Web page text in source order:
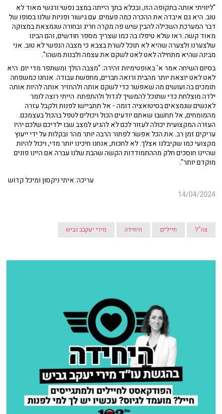
"ליוויתי אותה בתקופה הזו, ובכלא בתך הייתה במצב נפשי ורגשי מאוד לא
טוב. היא גם איבדה את ההכרה כמה פעמים. עם גישור ופניות שלנו בסופו של
דבר המערכת השכילה להבין שיש פה מקרה חריג ובחורה שנמצאת במצוקה
מאוד קשה. ראו שלא טיפלו בה כמו שצריך מספר חודשים, והם הבינו
שלצערנו ולצערה שהיא לא תוכל לשרת בצבא כי מצבה הנפשי לא טוב. אני
מבינה שהיא מתחילה לאט לאט לשקם את עצמה ולבנות משהו".
בסיום השיחה אמר א' באופטימיות זהירה: "מצבה הולך ומשתפר מדי יום. היא
לאט לאט יוצאת יותר מהבית ורואה חברים, מחפשת עבודה. אנחנו כמשפחה
תומכים בה ועושים מה שאפשר כדי לשקם אותה ולהחזיר אותה להיות אותה
ילדה מוצלחת כדי שתוכל להמשיך לגדול ולהתפתח. הייתי רוצה לומר
לאנשים שנמצאים בסיטואציה דומה - אל תתביישו לפנות ולקבל עזרה
מהמומחים, אל תחשבו שאתם יודעים הכול ויכולים לטפל בהכול בעצמכם.
העזרה המקצועית יכולה לעזור לכם לא להגיע למצב שבו ילדיכם שלכם יהיו
עריקים זמן רב. את הכל אפשר לפתור הרבה יותר מהר ובקלות על ידי ייעוץ
מקצועי כמו שקיבלנו אצלך. לא לחכות, אנחנו חיכינו יותר מדי, ויכול להיות
שהיינו חוסכים חלק מההתמודדות הקשה שהבת שלנו עברה אם היינו פונים
מוקדם יותר".
עריכה: איתי ניקסון ומיכל קדוש
14/04/2024
צה"ל חיילים היחידה מירי יעקבב גביש